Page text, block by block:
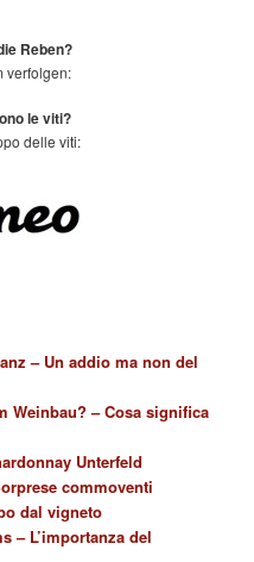
Reben?
verfolgen:
le viti?
delle viti:
– Un addio ma non del
Weinbau? – Cosa significa
Unterfeld
commoventi
dal vigneto
– L’importanza del